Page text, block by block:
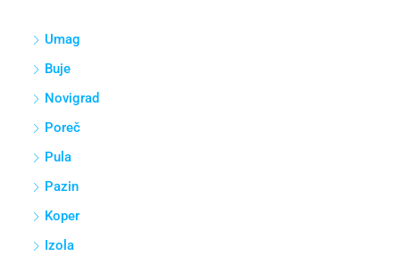
Umag
Buje
Novigrad
Poreč
Pula
Pazin
Koper
Izola